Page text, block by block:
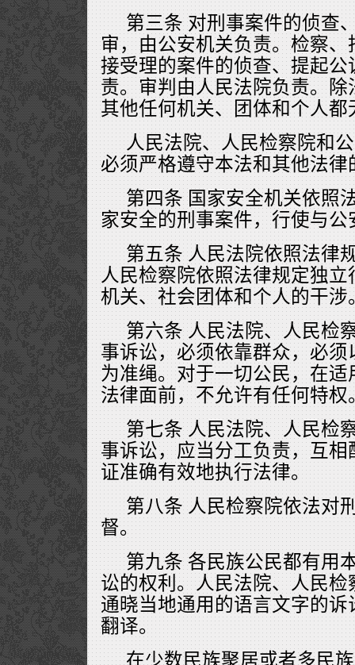
第三条 对刑事案件的侦查
审，由公安机关负责。检察
接受理的案件的侦查、提起
责。审判由人民法院负责。
其他任何机关、团体和个人
人民法院、人民检察院和
必须严格遵守本法和其他法律
第四条 国家安全机关依照
家安全的刑事案件，行使与
第五条 人民法院依照法律
人民检察院依照法律规定独
机关、社会团体和个人的干涉
第六条 人民法院、人民检
事诉讼，必须依靠群众，必
为准绳。对于一切公民，在
法律面前，不允许有任何特权
第七条 人民法院、人民检
事诉讼，应当分工负责，互
证准确有效地执行法律。
第八条 人民检察院依法对
督。
第九条 各民族公民都有用
讼的权利。人民法院、人民
通晓当地通用的语言文字的
翻译。
在少数民族聚居或者多民